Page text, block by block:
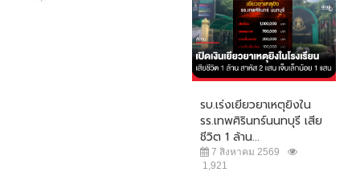
รบ.เร่งเยียวยาเหตุยิงใน
รร.เทพศิรินทร์นนทบุรี เสีย
ชีวิต 1 ล้าน...
7 สิงหาคม 2569
1,921